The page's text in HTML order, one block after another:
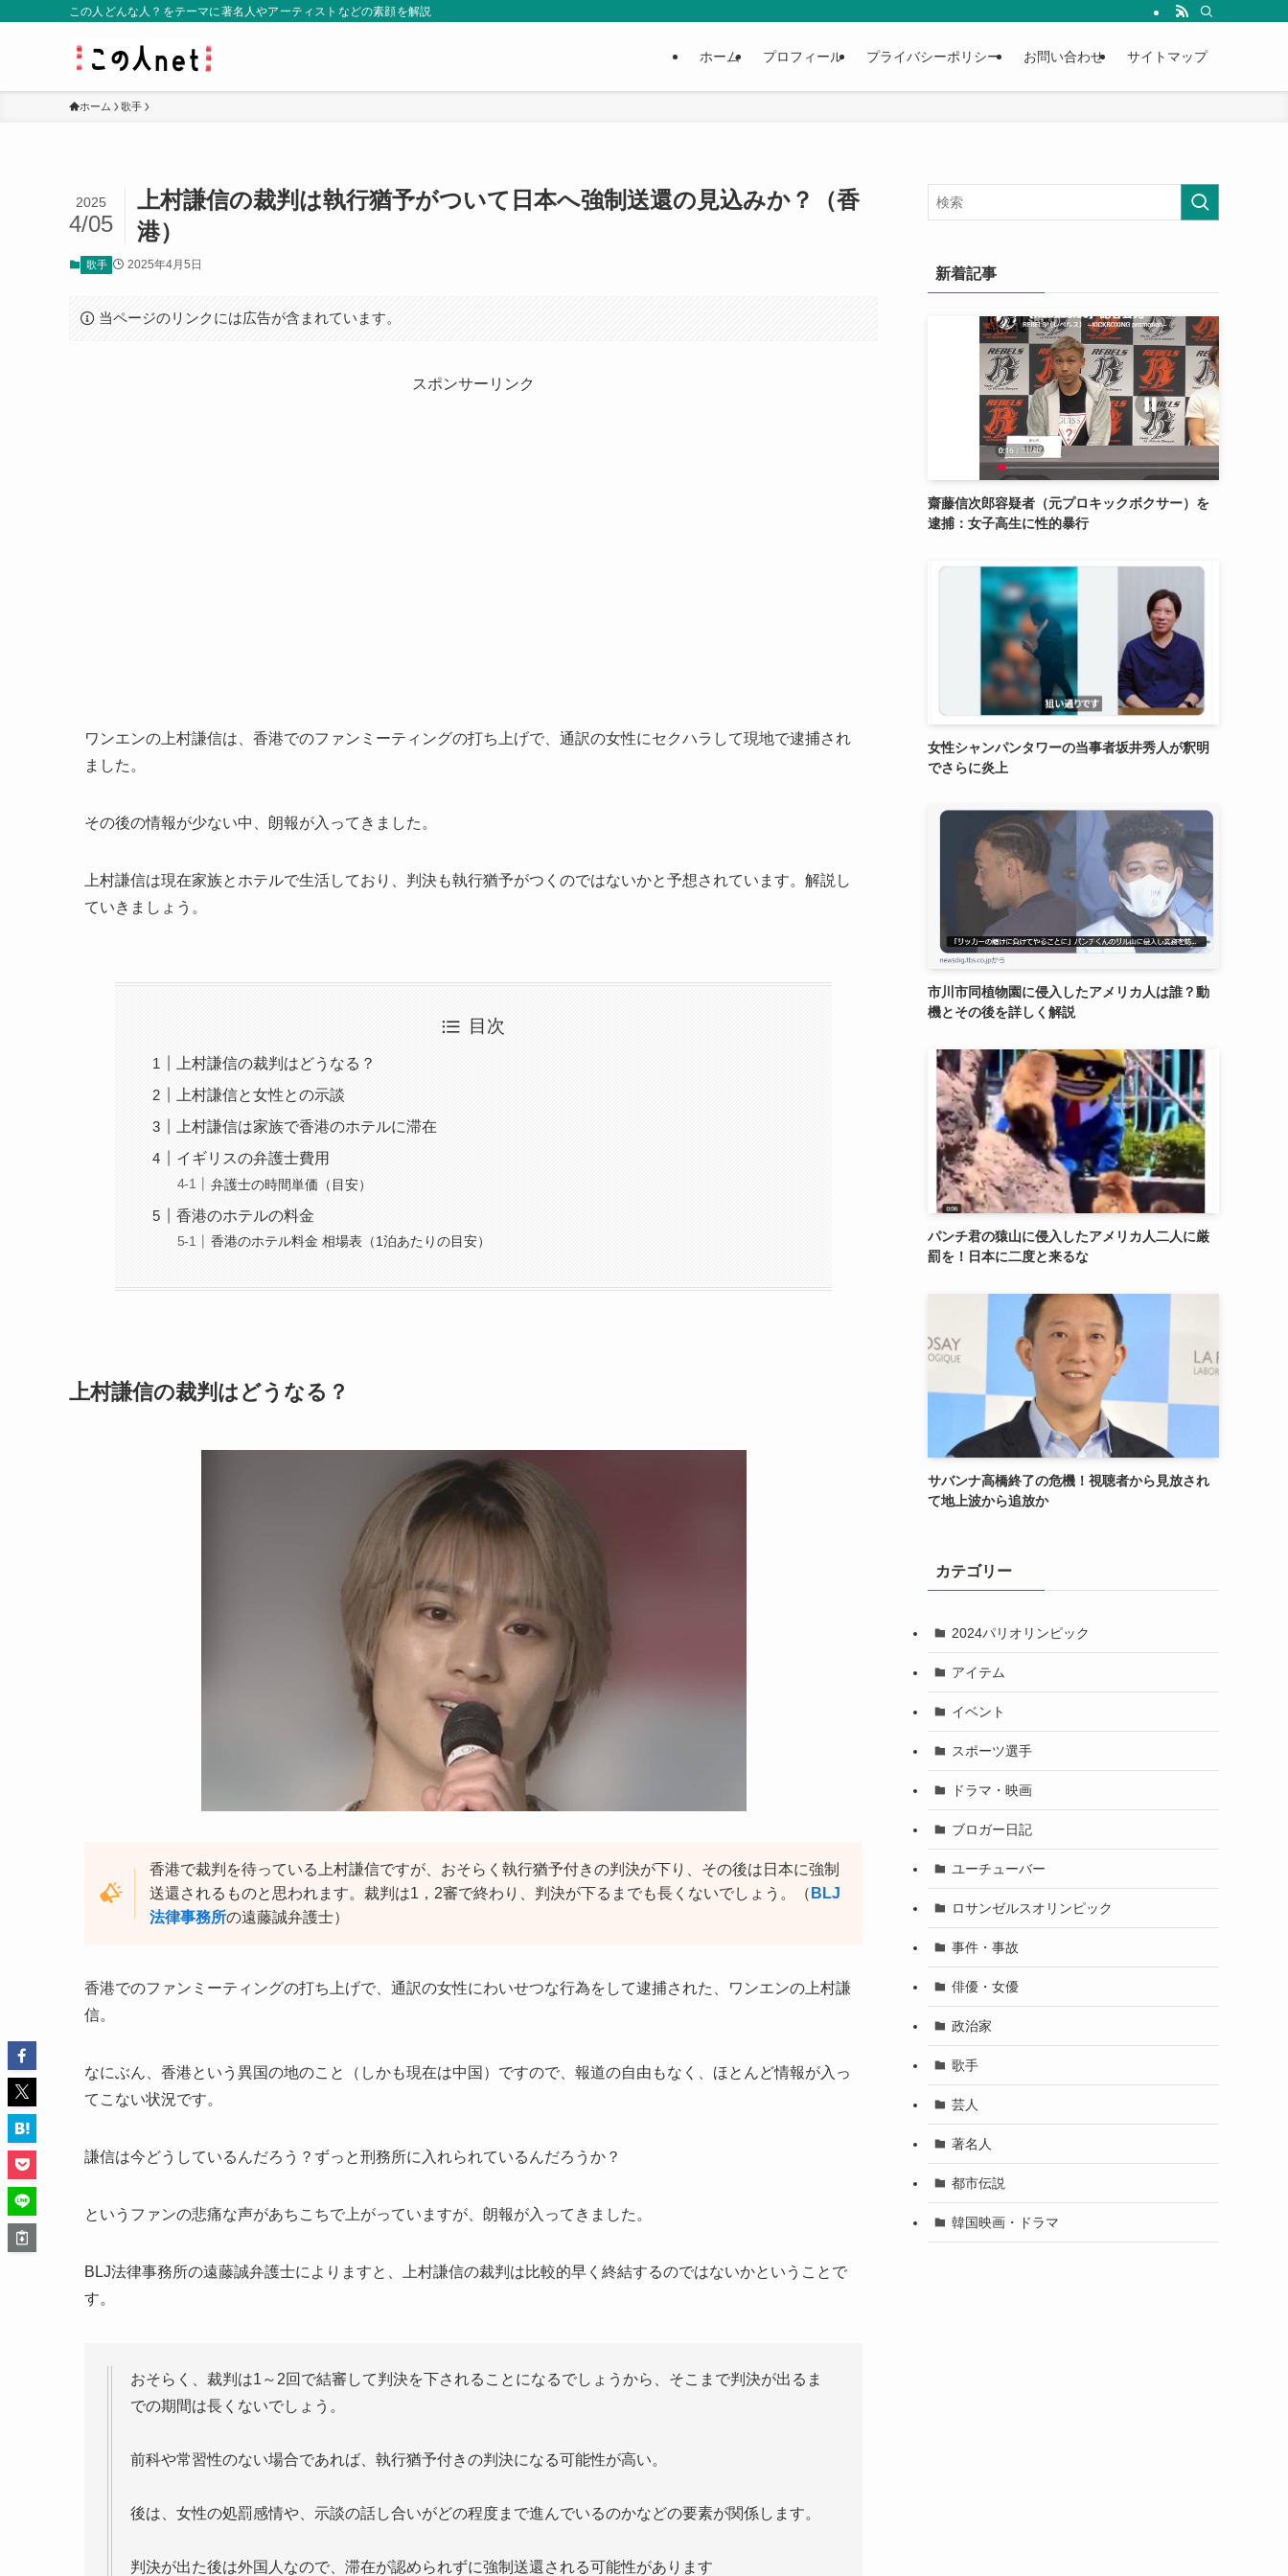
この人どんな人？をテーマに著名人やアーティストなどの素顔を解説
ホーム プロフィール プライバシーポリシー お問い合わせ サイトマップ
ホーム 歌手
上村謙信の裁判は執行猶予がついて日本へ強制送還の見込みか？（香
港）
2025
4/05
歌手 2025年4月5日
当ページのリンクには広告が含まれています。
スポンサーリンク
ワンエンの上村謙信は、香港でのファンミーティングの打ち上げで、通訳の女性にセクハラして現地で逮捕され
ました。
その後の情報が少ない中、朗報が入ってきました。
上村謙信は現在家族とホテルで生活しており、判決も執行猶予がつくのではないかと予想されています。解説し
ていきましょう。
目次
上村謙信の裁判はどうなる？
上村謙信と女性との示談
上村謙信は家族で香港のホテルに滞在
イギリスの弁護士費用
弁護士の時間単価（目安）
香港のホテルの料金
香港のホテル料金 相場表（1泊あたりの目安）
上村謙信の裁判はどうなる？
香港で裁判を待っている上村謙信ですが、おそらく執行猶予付きの判決が下り、その後は日本に強制
送還されるものと思われます。裁判は1，2審で終わり、判決が下るまでも長くないでしょう。（ BLJ
法律事務所の遠藤誠弁護士）
香港でのファンミーティングの打ち上げで、通訳の女性にわいせつな行為をして逮捕された、ワンエンの上村謙
信。
なにぶん、香港という異国の地のこと（しかも現在は中国）ですので、報道の自由もなく、ほとんど情報が入っ
てこない状況です。
謙信は今どうしているんだろう？ずっと刑務所に入れられているんだろうか？
というファンの悲痛な声があちこちで上がっていますが、朗報が入ってきました。
BLJ法律事務所の遠藤誠弁護士によりますと、上村謙信の裁判は比較的早く終結するのではないかということで
す。
おそらく、裁判は1～2回で結審して判決を下されることになるでしょうから、そこまで判決が出るま
での期間は長くないでしょう。
前科や常習性のない場合であれば、執行猶予付きの判決になる可能性が高い。
後は、女性の処罰感情や、示談の話し合いがどの程度まで進んでいるのかなどの要素が関係します。
判決が出た後は外国人なので、滞在が認められずに強制送還される可能性があります
新着記事
齋藤信次郎容疑者（元プロキックボクサー）を
逮捕：女子高生に性的暴行
女性シャンパンタワーの当事者坂井秀人が釈明
でさらに炎上
市川市同植物園に侵入したアメリカ人は誰？動
機とその後を詳しく解説
パンチ君の猿山に侵入したアメリカ人二人に厳
罰を！日本に二度と来るな
サバンナ高橋終了の危機！視聴者から見放され
て地上波から追放か
カテゴリー
2024パリオリンピック
アイテム
イベント
スポーツ選手
ドラマ・映画
ブロガー日記
ユーチューバー
ロサンゼルスオリンピック
事件・事故
俳優・女優
政治家
歌手
芸人
著名人
都市伝説
韓国映画・ドラマ